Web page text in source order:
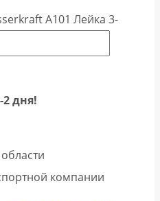
A101 Лейка 3-
дня!
компании